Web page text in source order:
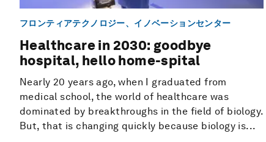
フロンティアテクノロジー、イノベーションセンター
Healthcare in 2030: goodbye
hospital, hello home-spital
Nearly 20 years ago, when I graduated from
medical school, the world of healthcare was
dominated by breakthroughs in the field of biology.
But, that is changing quickly because biology is...